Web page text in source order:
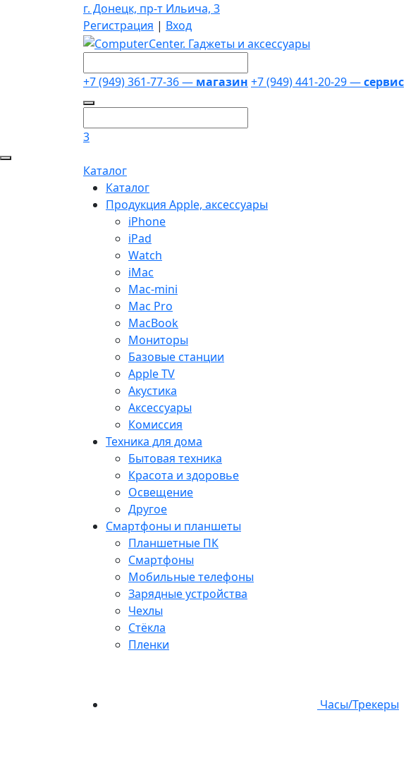
г. Донецк, пр-т Ильича, 3
Регистрация | Вход
+7 (949) 361-77-36 — магазин +7 (949) 441-20-29 —сервис
3
Каталог
Каталог
Продукция Apple, аксессуары
iPhone
iPad
Watch
iMac
Mac-mini
Mac Pro
MacBook
Мониторы
Базовые станции
Apple TV
Акустика
Аксессуары
Комиссия
Техника для дома
Бытовая техника
Красота и здоровье
Освещение
Другое
Смартфоны и планшеты
Планшетные ПК
Смартфоны
Мобильные телефоны
Зарядные устройства
Чехлы
Стёкла
Пленки
Часы/Трекеры